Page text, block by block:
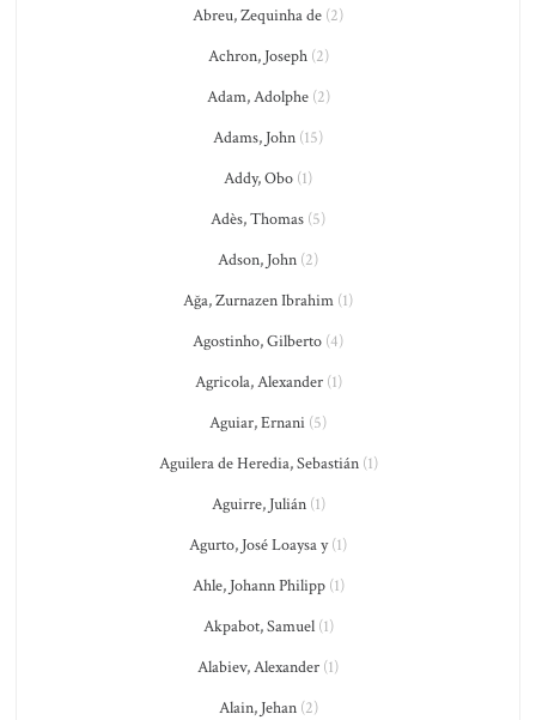
Abreu, Zequinha de (2)
Achron, Joseph(2)
Adam, Adolphe(2)
Adams, John (15)
Addy, Obo (1)
Adès, Thomas (5)
Adson, John (2)
Ağa, Zurnazen Ibrahim (1)
Agostinho, Gilberto (4)
Agricola, Alexander(1)
Aguiar, Ernani (5)
Aguilera de Heredia, Sebastián(1)
Aguirre, Julián(1)
Agurto, José Loaysa y(1)
Ahle, Johann Philipp(1)
Akpabot, Samuel(1)
Alabiev, Alexander (1)
Alain, Jehan(2)